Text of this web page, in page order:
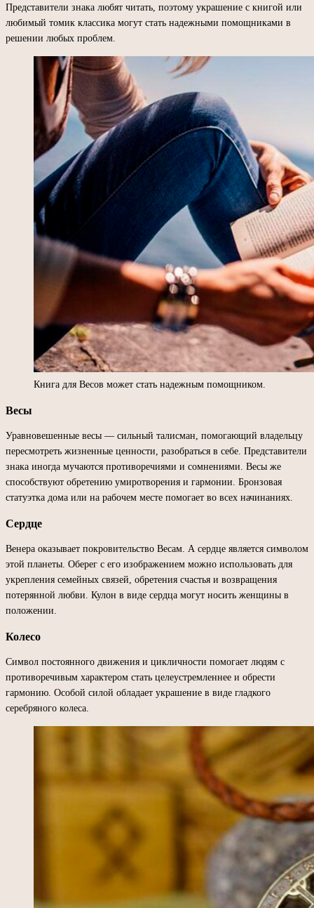
Представители знака любят читать, поэтому украшение с книгой или
любимый томик классика могут стать надежными помощниками в
решении любых проблем.
Книга для Весов может стать надежным помощником.
Весы
Уравновешенные весы — сильный талисман, помогающий владельцу
пересмотреть жизненные ценности, разобраться в себе. Представители
знака иногда мучаются противоречиями и сомнениями. Весы же
способствуют обретению умиротворения и гармонии. Бронзовая
статуэтка дома или на рабочем месте помогает во всех начинаниях.
Сердце
Венера оказывает покровительство Весам. А сердце является символом
этой планеты. Оберег с его изображением можно использовать для
укрепления семейных связей, обретения счастья и возвращения
потерянной любви. Кулон в виде сердца могут носить женщины в
положении.
Колесо
Символ постоянного движения и цикличности помогает людям с
противоречивым характером стать целеустремленнее и обрести
гармонию. Особой силой обладает украшение в виде гладкого
серебряного колеса.